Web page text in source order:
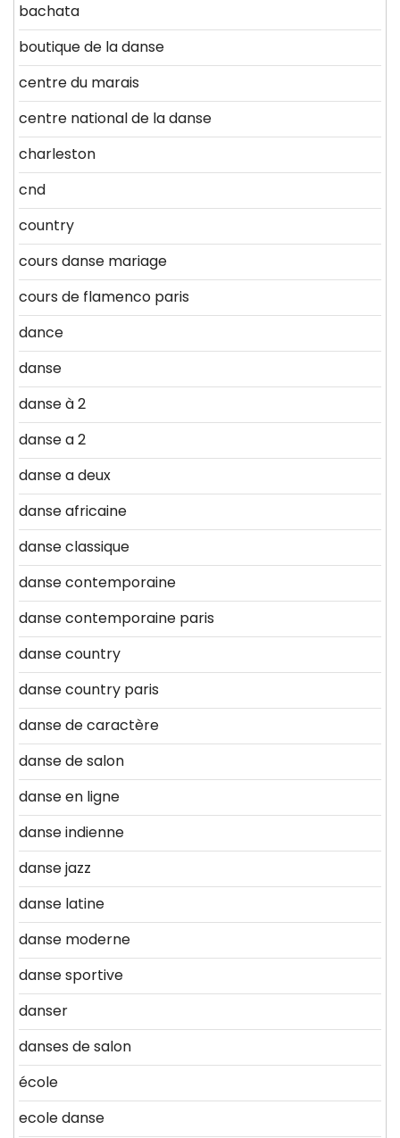
bachata
boutique de la danse
centre du marais
centre national de la danse
charleston
cnd
country
cours danse mariage
cours de flamenco paris
dance
danse
danse à 2
danse a 2
danse a deux
danse africaine
danse classique
danse contemporaine
danse contemporaine paris
danse country
danse country paris
danse de caractère
danse de salon
danse en ligne
danse indienne
danse jazz
danse latine
danse moderne
danse sportive
danser
danses de salon
école
ecole danse